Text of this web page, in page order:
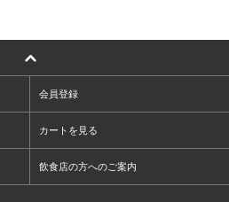
会員登録
カートを見る
飲食店の方へのご案内